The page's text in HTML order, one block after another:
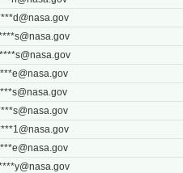
d@nasa.gov
s@nasa.gov
s@nasa.gov
e@nasa.gov
s@nasa.gov
s@nasa.gov
1@nasa.gov
e@nasa.gov
y@nasa.gov